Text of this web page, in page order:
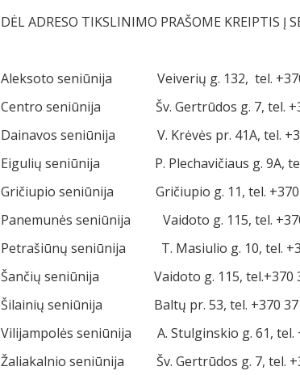
DĖL ADRESO TIKSLINIMO PRAŠOME KREIPTIS Į
Aleksoto seniūnija Veiverių g. 132, tel. +370
Centro seniūnija Šv. Gertrūdos g. 7, tel.
Dainavos seniūnija V. Krėvės pr. 41A, tel.
Eigulių seniūnija P. Plechavičiaus g. 9A, tel.
Gričiupio seniūnija Gričiupio g. 11, tel. +370
Panemunės seniūnija Vaidoto g. 115, tel.
Petrašiūnų seniūnija T. Masiulio g. 10, tel.
Šančių seniūnija Vaidoto g. 115, tel.+370
Šilainių seniūnija Baltų pr. 53, tel. +370 37
Vilijampolės seniūnija A. Stulginskio g. 61, tel.
Žaliakalnio seniūnija Šv. Gertrūdos g. 7, tel.